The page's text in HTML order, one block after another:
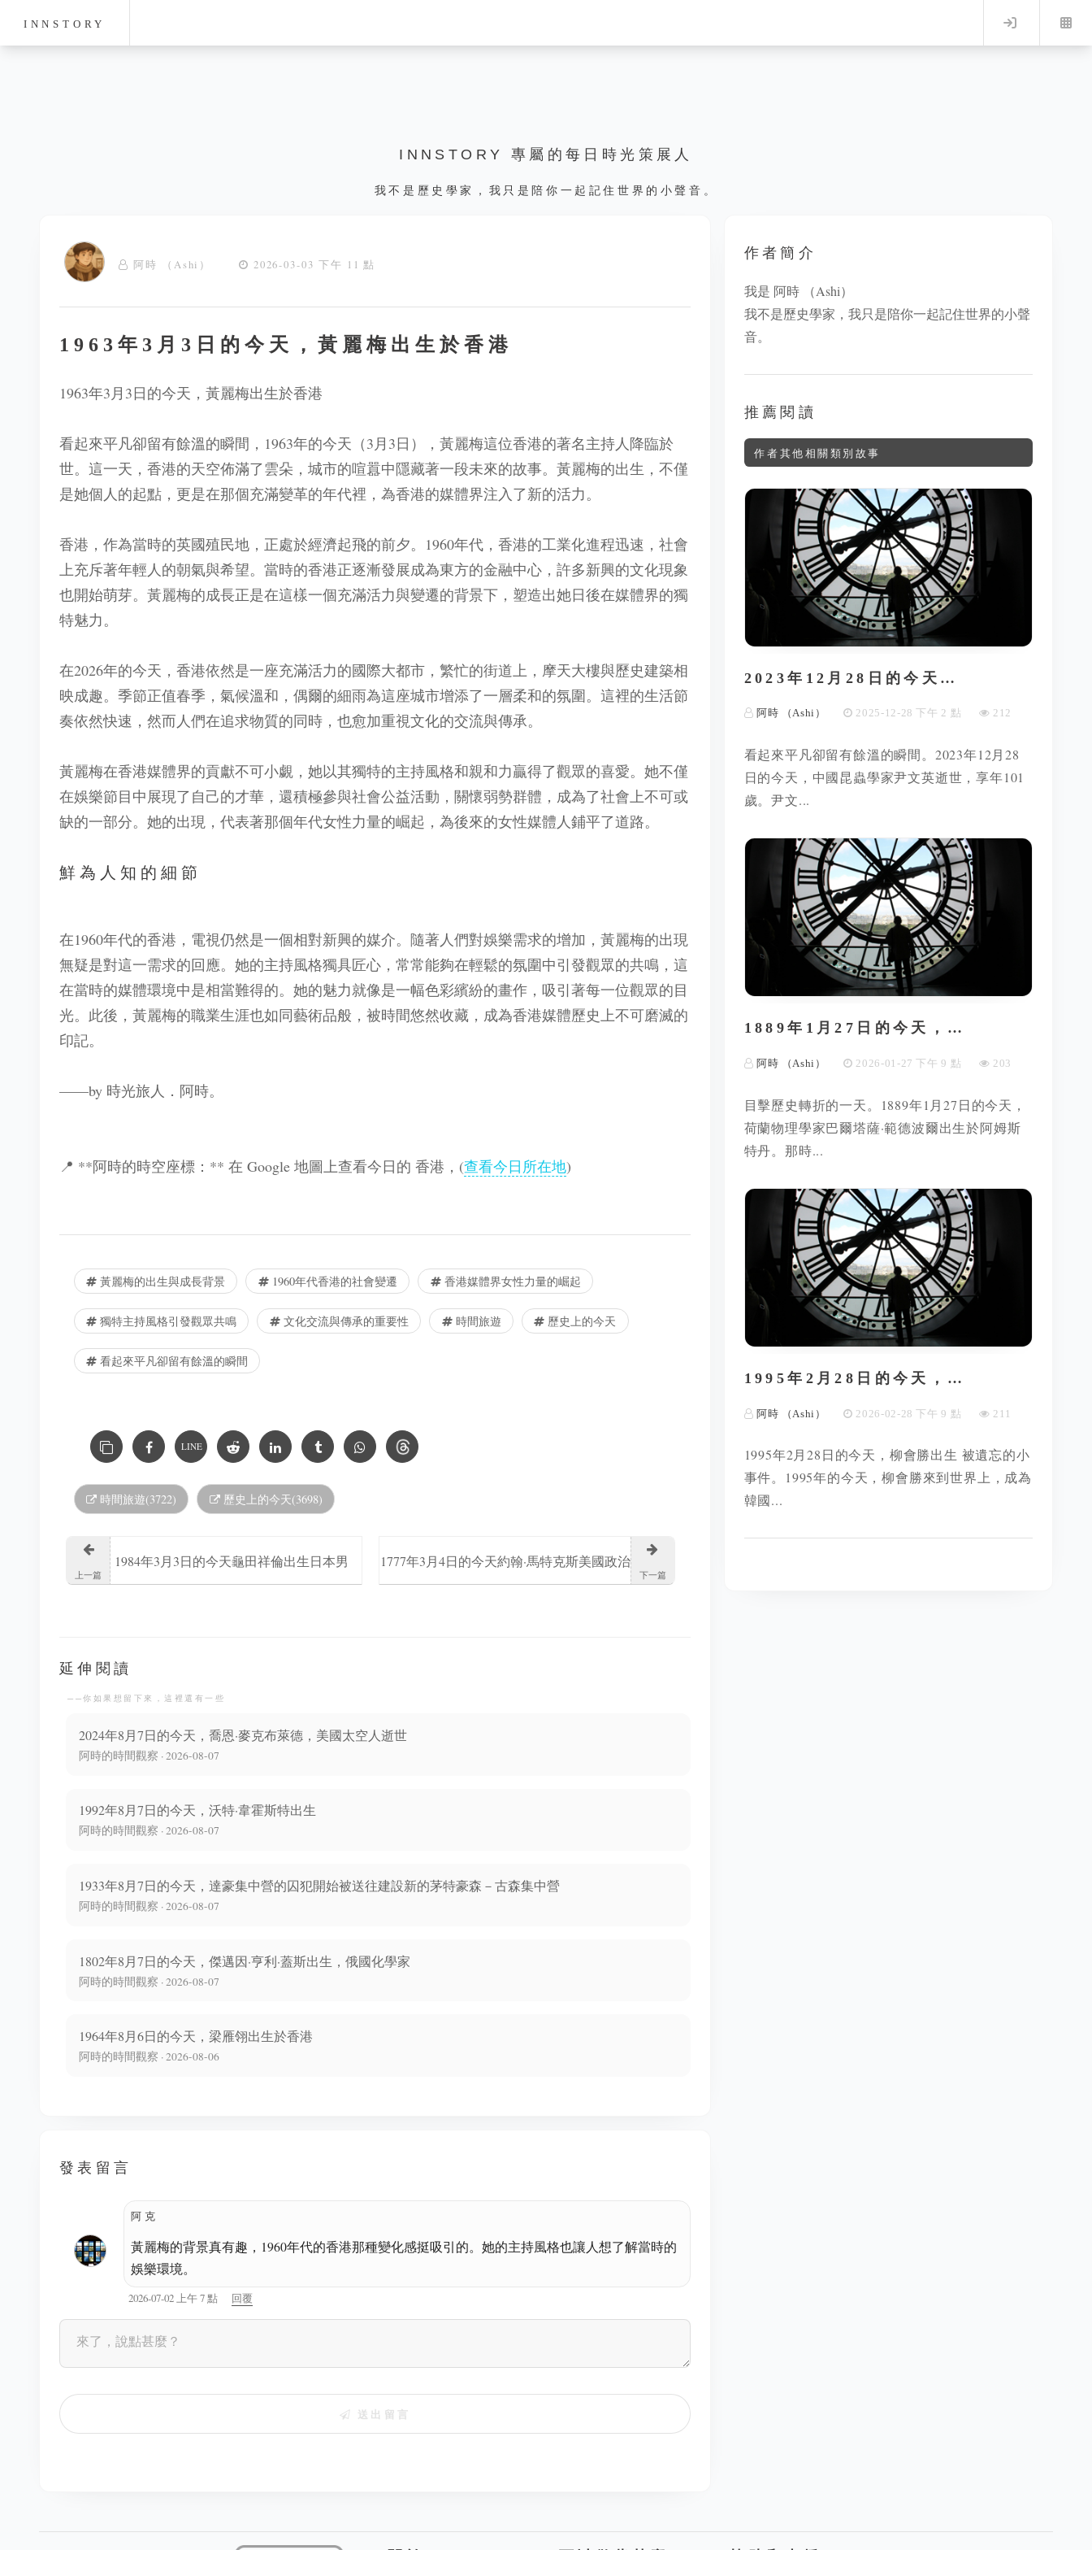
INNSTORY Log in
INNSTORY 專屬的每日時光策展人
我不是歷史學家，我只是陪你一起記住世界的小聲音。
阿時 （Ashi） 2026-03-03 下午 11 點
1963年3月3日的今天，黃麗梅出生於香港
1963年3月3日的今天，黃麗梅出生於香港
看起來平凡卻留有餘溫的瞬間，1963年的今天（3月3日），黃麗梅這位香港的著名主持人降臨於
世。這一天，香港的天空佈滿了雲朵，城市的喧囂中隱藏著一段未來的故事。黃麗梅的出生，不僅
是她個人的起點，更是在那個充滿變革的年代裡，為香港的媒體界注入了新的活力。
香港，作為當時的英國殖民地，正處於經濟起飛的前夕。1960年代，香港的工業化進程迅速，社會
上充斥著年輕人的朝氣與希望。當時的香港正逐漸發展成為東方的金融中心，許多新興的文化現象
也開始萌芽。黃麗梅的成長正是在這樣一個充滿活力與變遷的背景下，塑造出她日後在媒體界的獨
特魅力。
在2026年的今天，香港依然是一座充滿活力的國際大都市，繁忙的街道上，摩天大樓與歷史建築相
映成趣。季節正值春季，氣候溫和，偶爾的細雨為這座城市增添了一層柔和的氛圍。這裡的生活節
奏依然快速，然而人們在追求物質的同時，也愈加重視文化的交流與傳承。
黃麗梅在香港媒體界的貢獻不可小覷，她以其獨特的主持風格和親和力贏得了觀眾的喜愛。她不僅
在娛樂節目中展現了自己的才華，還積極參與社會公益活動，關懷弱勢群體，成為了社會上不可或
缺的一部分。她的出現，代表著那個年代女性力量的崛起，為後來的女性媒體人鋪平了道路。
鮮為人知的細節
在1960年代的香港，電視仍然是一個相對新興的媒介。隨著人們對娛樂需求的增加，黃麗梅的出現
無疑是對這一需求的回應。她的主持風格獨具匠心，常常能夠在輕鬆的氛圍中引發觀眾的共鳴，這
在當時的媒體環境中是相當難得的。她的魅力就像是一幅色彩繽紛的畫作，吸引著每一位觀眾的目
光。此後，黃麗梅的職業生涯也如同藝術品般，被時間悠然收藏，成為香港媒體歷史上不可磨滅的
印記。
——by 時光旅人．阿時。
📍 **阿時的時空座標：** 在 Google 地圖上查看今日的 香港，(查看今日所在地)
黃麗梅的出生與成長背景 1960年代香港的社會變遷 香港媒體界女性力量的崛起
獨特主持風格引發觀眾共鳴 文化交流與傳承的重要性 時間旅遊 歷史上的今天
看起來平凡卻留有餘溫的瞬間
LINE
時間旅遊(3722) 歷史上的今天(3698)
上一篇
1984年3月3日的今天龜田祥倫出生日本男
下一篇
1777年3月4日的今天約翰·馬特克斯美國政治
延伸閱讀
──你如果想留下來，這裡還有一些
2024年8月7日的今天，喬恩·麥克布萊德，美國太空人逝世
阿時的時間觀察 · 2026-08-07
1992年8月7日的今天，沃特·韋霍斯特出生
阿時的時間觀察 · 2026-08-07
1933年8月7日的今天，達豪集中營的囚犯開始被送往建設新的茅特豪森－古森集中營
阿時的時間觀察 · 2026-08-07
1802年8月7日的今天，傑邁因·亨利·蓋斯出生，俄國化學家
阿時的時間觀察 · 2026-08-07
1964年8月6日的今天，梁雁翎出生於香港
阿時的時間觀察 · 2026-08-06
發表留言
阿克
黃麗梅的背景真有趣，1960年代的香港那種變化感挺吸引的。她的主持風格也讓人想了解當時的
娛樂環境。
2026-07-02 上午 7 點 回覆
送出留言
作者簡介
我是 阿時 （Ashi）
我不是歷史學家，我只是陪你一起記住世界的小聲
音。
推薦閱讀
作者其他相關類別故事
2023年12月28日的今天…
阿時 （Ashi） 2025-12-28 下午 2 點 212
看起來平凡卻留有餘溫的瞬間。2023年12月28
日的今天，中國昆蟲學家尹文英逝世，享年101
歲。尹文...
1889年1月27日的今天，…
阿時 （Ashi） 2026-01-27 下午 9 點 203
目擊歷史轉折的一天。1889年1月27日的今天，
荷蘭物理學家巴爾塔薩·範德波爾出生於阿姆斯
特丹。那時...
1995年2月28日的今天，…
阿時 （Ashi） 2026-02-28 下午 9 點 211
1995年2月28日的今天，柳會勝出生 被遺忘的小
事件。1995年的今天，柳會勝來到世界上，成為
韓國...